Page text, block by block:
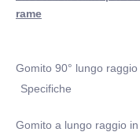
rame
Gomito 90° lungo
Specifiche
Gomito a lungo raggio